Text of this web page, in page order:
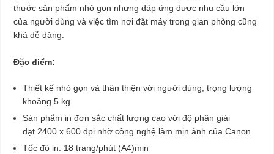
thước sản phẩm nhỏ gọn nhưng đáp ứng được nhu cầu lớn
của người dùng và việc tìm nơi đặt máy trong gian phòng cũng
khá dễ dàng.
Đặc điểm:
Thiết kế nhỏ gọn và thân thiện với người dùng, trọng lượng
khoảng 5 kg
Sản phẩm in đơn sắc chất lượng cao với độ phân giải
đạt 2400 x 600 dpi nhờ công nghệ làm mịn ảnh của Canon
Tốc độ in: 18 trang/phút (A4)mịn